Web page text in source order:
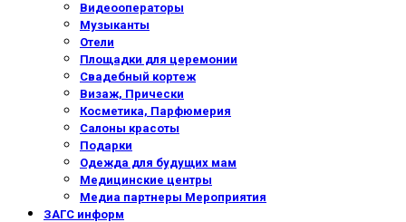
Видеооператоры
Музыканты
Отели
Площадки для церемонии
Свадебный кортеж
Визаж, Прически
Косметика, Парфюмерия
Салоны красоты
Подарки
Одежда для будущих мам
Медицинские центры
Медиа партнеры Мероприятия
ЗАГС информ